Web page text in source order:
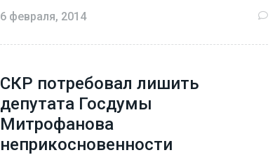
6 февраля, 2014
СКР потребовал лишить
депутата Госдумы
Митрофанова
неприкосновенности